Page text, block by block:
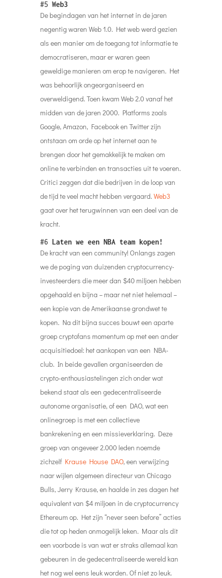
#5 Web3
De begindagen van het internet in de jaren
negentig waren Web 1.0. Het web werd gezien
als een manier om de toegang tot informatie te
democratiseren, maar er waren geen
geweldige manieren om erop te navigeren. Het
was behoorlijk ongeorganiseerd en
overweldigend. Toen kwam Web 2.0 vanaf het
midden van de jaren 2000. Platforms zoals
Google, Amazon, Facebook en Twitter zijn
ontstaan ​​om orde op het internet aan te
brengen door het gemakkelijk te maken om
online te verbinden en transacties uit te voeren.
Critici zeggen dat die bedrijven in de loop van
de tijd te veel macht hebben vergaard. Web3
gaat over het terugwinnen van een deel van de
kracht.
#6 Laten we een NBA team kopen!
De kracht van een community! Onlangs zagen
we de poging van duizenden cryptocurrency-
investeerders die meer dan $40 miljoen hebben
opgehaald en bijna – maar net niet helemaal –
een kopie van de Amerikaanse grondwet te
kopen. Na dit bijna succes bouwt een aparte
groep cryptofans momentum op met een ander
acquisitiedoel: het aankopen van een NBA-
club. In beide gevallen organiseerden de
crypto-enthousiastelingen zich onder wat
bekend staat als een gedecentraliseerde
autonome organisatie, of een DAO, wat een
onlinegroep is met een collectieve
bankrekening en een missieverklaring. Deze
groep van ongeveer 2.000 leden noemde
zichzelf Krause House DAO, een verwijzing
naar wijlen algemeen directeur van Chicago
Bulls, Jerry Krause, en haalde in zes dagen het
equivalent van $4 miljoen in de cryptocurrency
Ethereum op. Het zijn “never seen before” acties
die tot op heden onmogelijk leken. Maar als dit
een voorbode is van wat er straks allemaal kan
gebeuren in de gedecentraliseerde wereld kan
het nog wel eens leuk worden. Of niet zo leuk.